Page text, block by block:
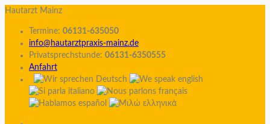
Hautarzt Mainz
Termine: 06131-635050
info@hautarztpraxis-mainz.de
Privatsprechstunde: 06131-6350555
Anfahrt